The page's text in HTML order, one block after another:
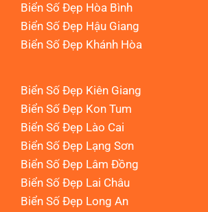
Biển Số Đẹp Hòa Bình
Biển Số Đẹp Hậu Giang
Biển Số Đẹp Khánh Hòa
Biển Số Đẹp Kiên Giang
Biển Số Đẹp Kon Tum
Biển Số Đẹp Lào Cai
Biển Số Đẹp Lạng Sơn
Biển Số Đẹp Lâm Đồng
Biển Số Đẹp Lai Châu
Biển Số Đẹp Long An